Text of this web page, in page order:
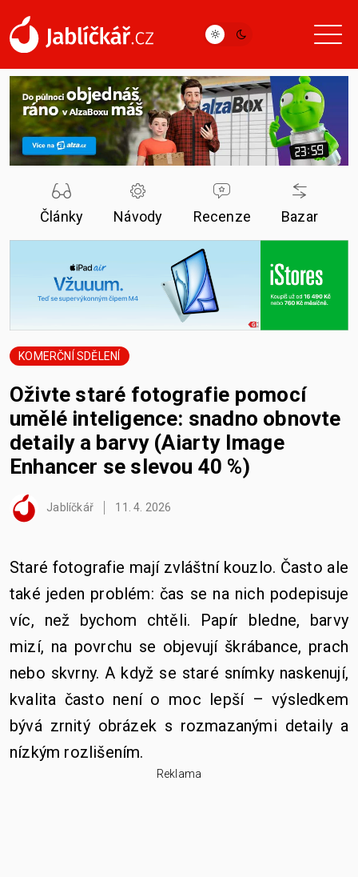
Články Návody Recenze Bazar
KOMERČNÍ SDĚLENÍ
Oživte staré fotografie pomocí
umělé inteligence: snadno obnovte
detaily a barvy (Aiarty Image
Enhancer se slevou 40 %)
Jablíčkář 11. 4. 2026
Staré fotografie mají zvláštní kouzlo. Často ale
také jeden problém: čas se na nich podepisuje
víc, než bychom chtěli. Papír bledne, barvy
mizí, na povrchu se objevují škrábance, prach
nebo skvrny. A když se staré snímky naskenují,
kvalita často není o moc lepší – výsledkem
bývá zrnitý obrázek s rozmazanými detaily a
nízkým rozlišením.
Reklama